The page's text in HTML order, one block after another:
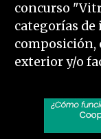
concurso
categorías de
composición,
exterior y/o